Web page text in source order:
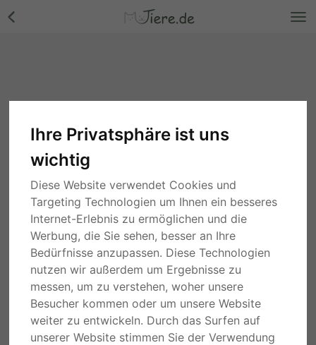
Ihre Privatsphäre ist uns
wichtig
Diese Website verwendet Cookies und
Targeting Technologien um Ihnen ein besseres
Internet-Erlebnis zu ermöglichen und die
Werbung, die Sie sehen, besser an Ihre
Bedürfnisse anzupassen. Diese Technologien
nutzen wir außerdem um Ergebnisse zu
messen, um zu verstehen, woher unsere
Besucher kommen oder um unsere Website
weiter zu entwickeln. Durch das Surfen auf
unserer Website stimmen Sie der Verwendung